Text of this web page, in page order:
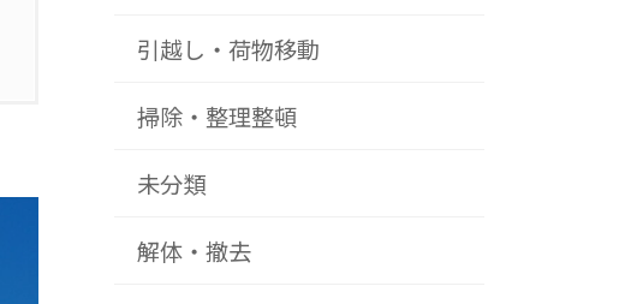
引越し・荷物移動
掃除・整理整頓
未分類
解体・撤去